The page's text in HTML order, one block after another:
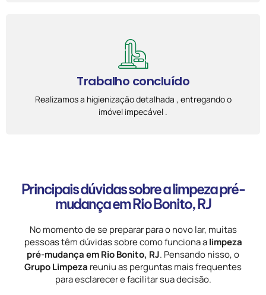
Trabalho concluído
Realizamos a higienização detalhada , entregando o
imóvel impecável .
Principais dúvidas sobre a limpeza pré-
mudança em Rio Bonito, RJ
No momento de se preparar para o novo lar, muitas
pessoas têm dúvidas sobre como funciona alimpeza
pré-mudança em Rio Bonito, RJ. Pensando nisso, o
Grupo Limpeza reuniu as perguntas mais frequentes
para esclarecer e facilitar sua decisão.